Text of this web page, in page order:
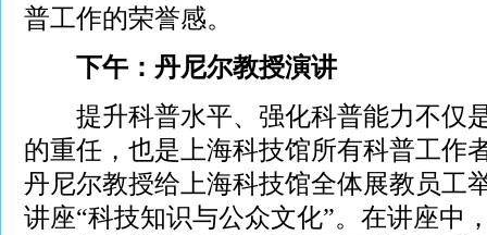
普工作的荣誉感。
下午：丹尼尔教授演讲
提升科普水平、强化科普能力不仅
的重任，也是上海科技馆所有科普工作
丹尼尔教授给上海科技馆全体展教员工
讲座“科技知识与公众文化”。在讲座中